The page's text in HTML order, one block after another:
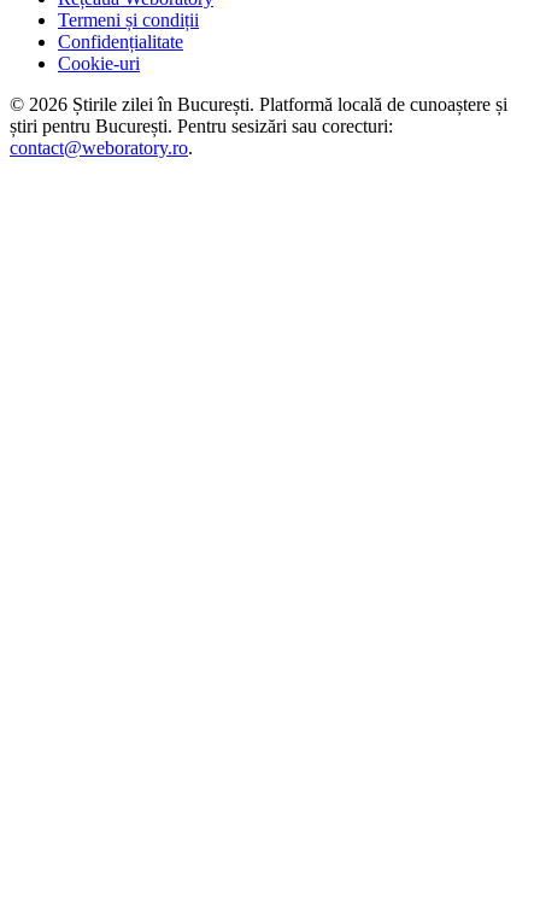
Termeni și condiții
Confidențialitate
Cookie-uri
© 2026 Știrile zilei în București. Platformă locală de cunoaștere și
știri pentru București. Pentru sesizări sau corecturi:
contact@weboratory.ro.